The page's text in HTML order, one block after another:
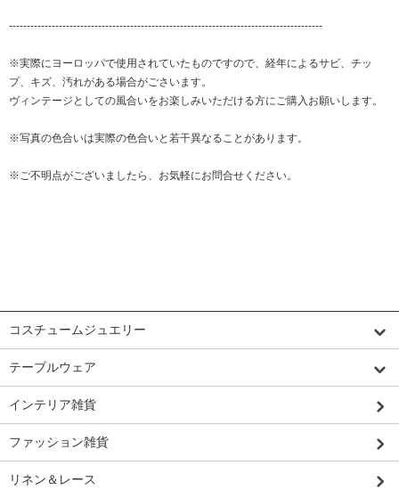
----------------------------------------------------------------------------------------
※実際にヨーロッパで使用されていたものですので、経年によるサビ、チッ
プ、キズ、汚れがある場合がごさいます。
ヴィンテージとしての風合いをお楽しみいただける方にご購入お願いします。
※写真の色合いは実際の色合いと若干異なることがあります。
※ご不明点がございましたら、お気軽にお問合せください。
コスチュームジュエリー
テーブルウェア
インテリア雑貨
ファッション雑貨
リネン＆レース